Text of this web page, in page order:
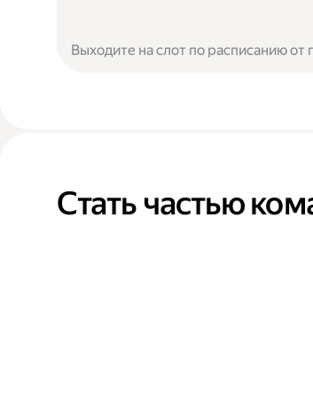
Выходите на слот по расписанию от
Стать частью